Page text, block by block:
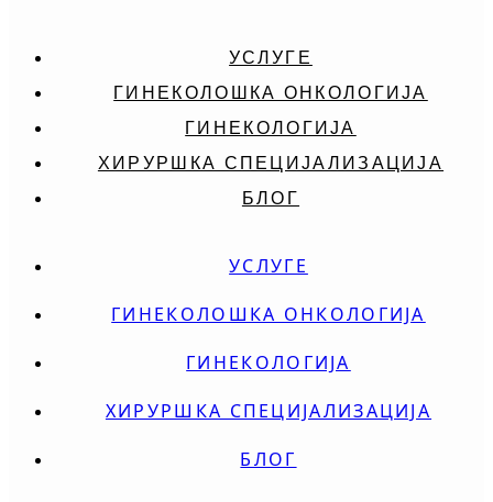
УСЛУГЕ
ГИНЕКОЛОШКА ОНКОЛОГИЈА
ГИНЕКОЛОГИЈА
ХИРУРШКА СПЕЦИЈАЛИЗАЦИЈА
БЛОГ
УСЛУГЕ
ГИНЕКОЛОШКА ОНКОЛОГИЈА
ГИНЕКОЛОГИЈА
ХИРУРШКА СПЕЦИЈАЛИЗАЦИЈА
БЛОГ